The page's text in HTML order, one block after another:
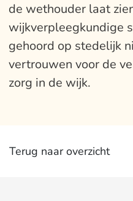
de wethouder laat
wijkverpleegkundige
gehoord op stedelijk
vertrouwen voor de
zorg in de wijk.
Terug naar overzicht